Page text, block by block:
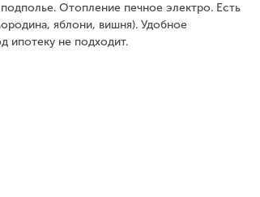
Отопление печное электро. Есть
яблони, вишня). Удобное
ипотеку не подходит.